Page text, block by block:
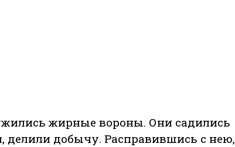
жирные вороны. Они садились
делили добычу. Расправившись с нею,